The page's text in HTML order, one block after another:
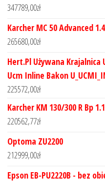
347789,00zł
Karcher MC 50 Advanced
265680,00zł
Hert.Pl Używana
Ucm Inline Bakon
225572,00zł
Karcher KM 130/300 R Bp
220562,77zł
Optoma ZU2200
212999,00zł
Epson EB-PU2220B - bez